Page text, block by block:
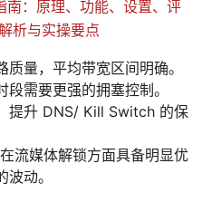
南：原理、功能、设置、评
析与实操要点
量，平均带宽区间明确。
需要更强的拥塞控制。
提升 DNS/ Kill Switch 的保
流媒体解锁方面具备明显优
动。